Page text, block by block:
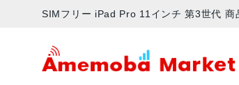
SIMフリー iPad Pro 11インチ 第3世代 商
アメモバマーケット